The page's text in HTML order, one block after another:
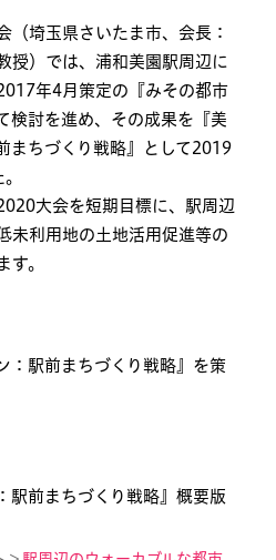
（埼玉県さいたま市、会長：
授）では、浦和美園駅周辺に
年4月策定の『みその都市
検討を進め、その成果を『美
まちづくり戦略』として2019
大会を短期目標に、駅周辺
未利用地の土地活用促進等の
す。
：駅前まちづくり戦略』を策
駅前まちづくり戦略』概要版